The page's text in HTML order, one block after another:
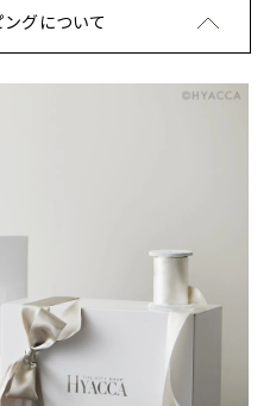
グについて